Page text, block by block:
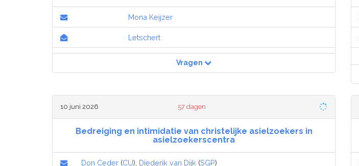
Mona Keijzer
Letschert
Vragen
10 juni 2026 57 dagen
Bedreiging en intimidatie van christelijke asielzoekers in
asielzoekerscentra
Don Ceder (CU), Diederik van Dijk (SGP)